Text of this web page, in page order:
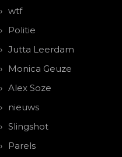
wtf
Politie
Jutta Leerdam
Monica Geuze
Alex Soze
nieuws
Slingshot
Parels